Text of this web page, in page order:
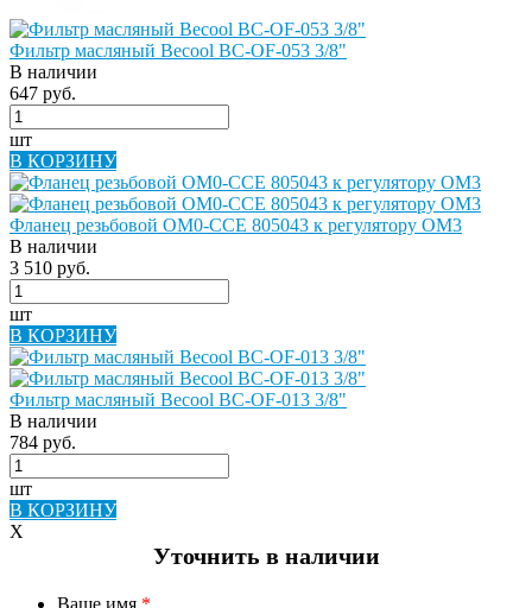
Фильтр масляный Becool BC-OF-053 3/8"
В наличии
647 руб.
шт
В КОРЗИНУ
Фланец резьбовой OM0-CCE 805043 к регулятору OM3
В наличии
3 510 руб.
шт
В КОРЗИНУ
Фильтр масляный Becool BC-OF-013 3/8"
В наличии
784 руб.
шт
В КОРЗИНУ
X
Уточнить в наличии
Ваше имя *